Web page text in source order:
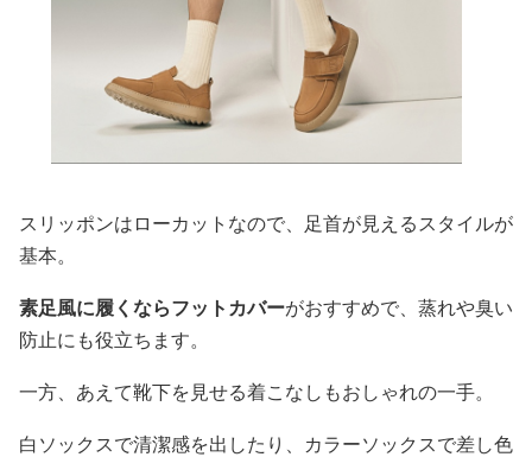
スリッポンはローカットなので、足首が見えるスタイルが
基本。
素足風に履くならフットカバーがおすすめで、蒸れや臭い
防止にも役立ちます。
一方、あえて靴下を見せる着こなしもおしゃれの一手。
白ソックスで清潔感を出したり、カラーソックスで差し色